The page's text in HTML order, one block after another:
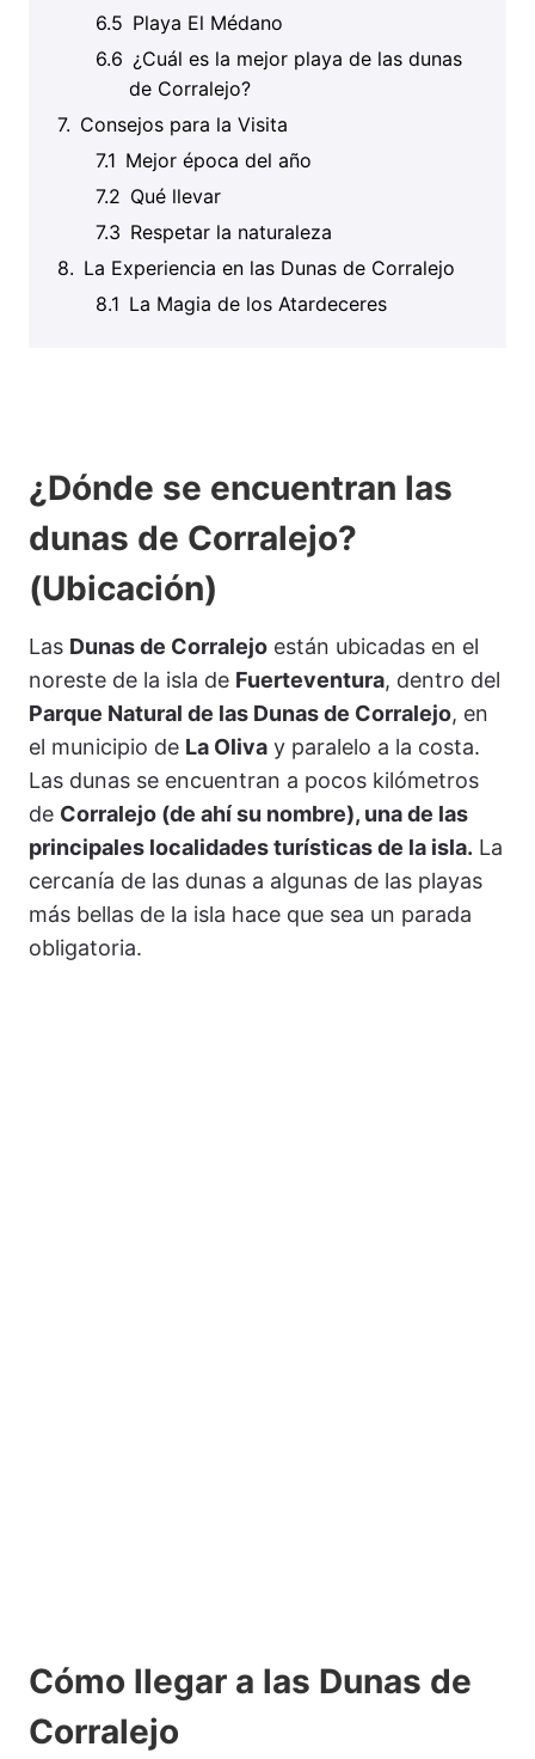
Playa El Médano
¿Cuál es la mejor playa de las dunas
de Corralejo?
Consejos para la Visita
Mejor época del año
Qué llevar
Respetar la naturaleza
La Experiencia en las Dunas de Corralejo
La Magia de los Atardeceres
¿Dónde se encuentran las
dunas de Corralejo?
(Ubicación)
Las Dunas de Corralejo están ubicadas en el
noreste de la isla de Fuerteventura, dentro del
Parque Natural de las Dunas de Corralejo, en
el municipio de La Oliva y paralelo a la costa.
Las dunas se encuentran a pocos kilómetros
de Corralejo (de ahí su nombre), una de las
principales localidades turísticas de la isla. La
cercanía de las dunas a algunas de las playas
más bellas de la isla hace que sea un parada
obligatoria.
Cómo llegar a las Dunas de
Corralejo